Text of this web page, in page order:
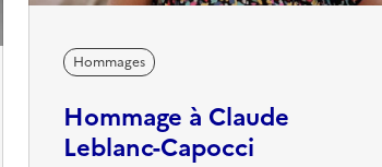
Hommages
Hommage à Claude
Leblanc-Capocci